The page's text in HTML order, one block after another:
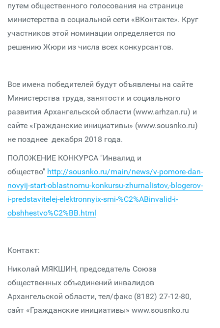
путем общественного голосования на странице
министерства в социальной сети «ВКонтакте». Круг
участников этой номинации определяется по
решению Жюри из числа всех конкурсантов.
Все имена победителей будут объявлены на сайте
Министерства труда, занятости и социального
развития Архангельской области (www.arhzan.ru) и
сайте «Гражданские инициативы» (www.sousnko.ru)
не позднее декабря 2018 года.
ПОЛОЖЕНИЕ КОНКУРСА "Инвалид и
общество" http://sousnko.ru/main/news/v-pomore-dan-
novyij-start-oblastnomu-konkursu-zhurnalistov,-blogerov-
i-predstavitelej-elektronnyix-smi-%C2%ABinvalid-i-
obshhestvo%C2%BB.html
Контакт:
Николай МЯКШИН, председатель Союза
общественных объединений инвалидов
Архангельской области, тел/факс (8182) 27-12-80,
сайт «Гражданские инициативы» www.sousnko.ru